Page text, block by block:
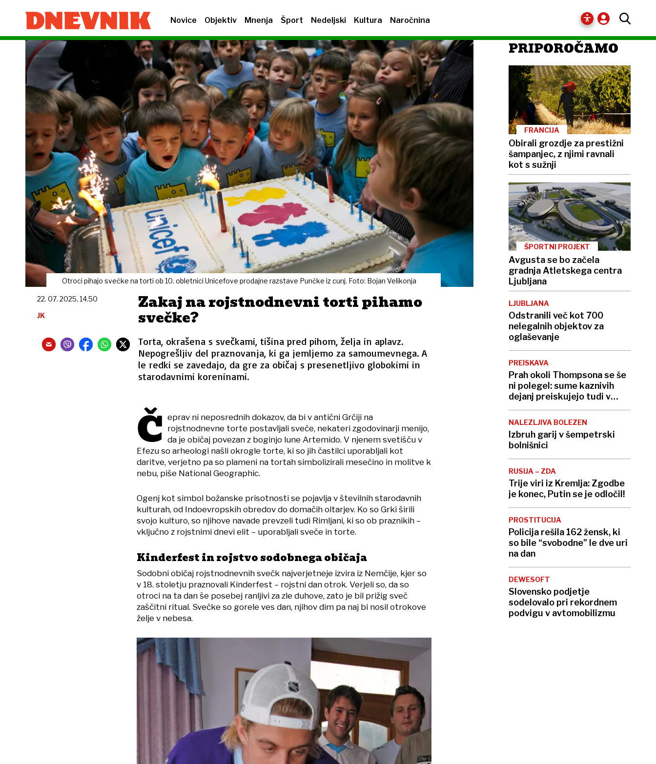
Novice Objektiv Mnenja Šport Nedeljski Kultura Naročnina
Otroci pihajo svečke na torti ob 10. obletnici Unicefove prodajne razstave Punčke iz cunj. Foto: Bojan Velikonja
Zakaj na rojstnodnevni torti pihamo
svečke?
Torta, okrašena s svečkami, tišina pred pihom, želja in aplavz.
Nepogrešljiv del praznovanja, ki ga jemljemo za samoumevnega. A
le redki se zavedajo, da gre za običaj s presenetljivo globokimi in
starodavnimi koreninami.
22. 07. 2025, 14.50
JK
Č eprav ni neposrednih dokazov, da bi v antični Grčiji na
rojstnodnevne torte postavljali sveče, nekateri zgodovinarji menijo,
da je običaj povezan z boginjo lune Artemido. V njenem svetišču v
Efezu so arheologi našli okrogle torte, ki so jih častilci uporabljali kot
daritve, verjetno pa so plameni na tortah simbolizirali mesečino in molitve k
nebu, piše National Geographic.
Ogenj kot simbol božanske prisotnosti se pojavlja v številnih starodavnih
kulturah, od Indoevropskih obredov do domačih oltarjev. Ko so Grki širili
svojo kulturo, so njihove navade prevzeli tudi Rimljani, ki so ob praznikih –
vključno z rojstnimi dnevi elit – uporabljali sveče in torte.
Kinderfest in rojstvo sodobnega običaja
Sodobni običaj rojstnodnevnih svečk najverjetneje izvira iz Nemčije, kjer so
v 18. stoletju praznovali Kinderfest – rojstni dan otrok. Verjeli so, da so
otroci na ta dan še posebej ranljivi za zle duhove, zato je bil prižig sveč
zaščitni ritual. Svečke so gorele ves dan, njihov dim pa naj bi nosil otrokove
želje v nebesa.
PRIPOROČAMO
FRANCIJA
Obirali grozdje za prestižni
šampanjec, z njimi ravnali
kot s sužnji
ŠPORTNI PROJEKT
Avgusta se bo začela
gradnja Atletskega centra
Ljubljana
LJUBLJANA
Odstranili več kot 700
nelegalnih objektov za
oglaševanje
PREISKAVA
Prah okoli Thompsona se še
ni polegel: sume kaznivih
dejanj preiskujejo tudi v
Avstriji
NALEZLJIVA BOLEZEN
Izbruh garij v šempetrski
bolnišnici
RUSIJA – ZDA
Trije viri iz Kremlja: Zgodbe
je konec, Putin se je odločil!
PROSTITUCIJA
Policija rešila 162 žensk, ki
so bile “svobodne” le dve uri
na dan
DEWESOFT
Slovensko podjetje
sodelovalo pri rekordnem
podvigu v avtomobilizmu